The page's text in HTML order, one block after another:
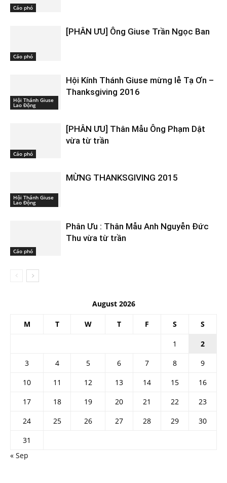
Cáo phó
Cáo phó
[PHÂN ƯU] Ông Giuse Trần Ngọc Ban
Hội Thánh Giuse
Lao Động
Hội Kính Thánh Giuse mừng lễ Tạ Ơn –
Thanksgiving 2016
Cáo phó
[PHÂN ƯU] Thân Mẫu Ông Phạm Dật
vừa từ trần
Hội Thánh Giuse
Lao Động
MỪNG THANKSGIVING 2015
Cáo phó
Phân Ưu : Thân Mẫu Anh Nguyễn Đức
Thu vừa từ trần
August 2026
M T W T F S S
1
2
3
4 5 6 7 8
9
10
11 12 13 14 15
16
17
18 19 20 21 22
23
24
25 26 27 28 29
30
31
« Sep